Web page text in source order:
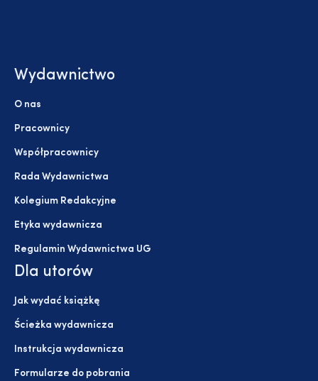
Wydawnictwo
O nas
Pracownicy
Współpracownicy
Rada Wydawnictwa
Kolegium Redakcyjne
Etyka wydawnicza
Regulamin Wydawnictwa UG
Dla utorów
Jak wydać książkę
Ścieżka wydawnicza
Instrukcja wydawnicza
Formularze do pobrania